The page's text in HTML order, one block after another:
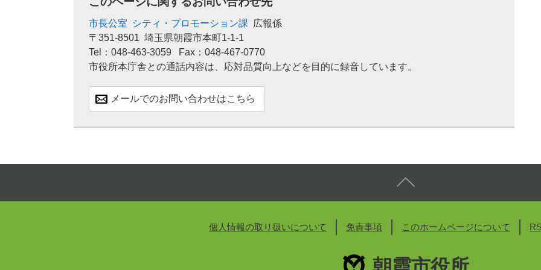
市長公室 シティ・プロモーション課
広報係
〒351-8501 埼玉県朝霞市本町1-1-1
Tel：048-463-3059
Fax：048-467-0770
市役所本庁舎との通話内容は、応対品質向上などを目的に録音しています。
メールでのお問い合わせはこちら
個人情報の取り扱いについて 免責事項 このホームページについて